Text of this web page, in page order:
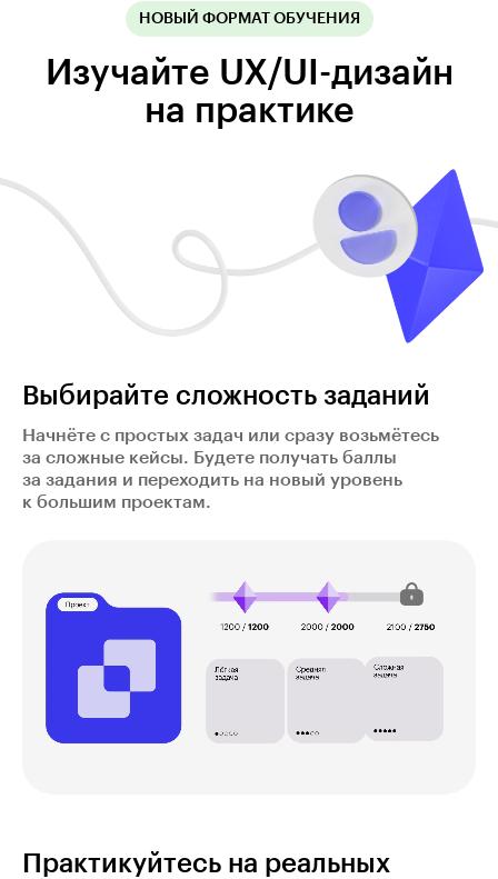
НОВЫЙ ФОРМАТ ОБУЧЕНИЯ
Изучайте UX/UI-дизайн
на практике
Выбирайте сложность заданий
Начнёте с простых задач или сразу возьмётесь
за сложные кейсы. Будете получать баллы
за задания и переходить на новый уровень
к большим проектам.
Практикуйтесь на реальных